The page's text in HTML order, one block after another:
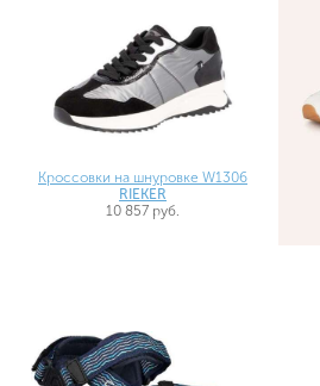
Кроссовки на шнуровке W1306
RIEKER
10 857 руб.